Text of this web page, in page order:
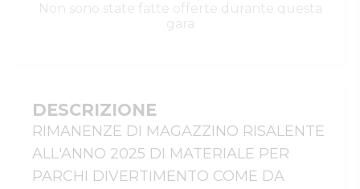
Non sono state fatte offerte durante questa
gara
DESCRIZIONE
RIMANENZE DI MAGAZZINO RISALENTE
ALL'ANNO 2025 DI MATERIALE PER
PARCHI DIVERTIMENTO COME DA